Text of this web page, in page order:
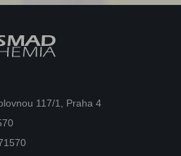
117/1, Praha 4